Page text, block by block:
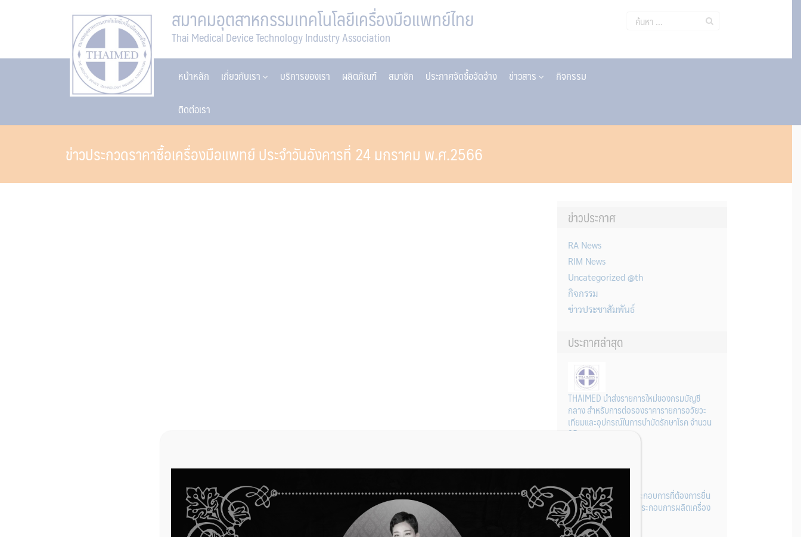
สมาคมอุตสาหกรรมเทคโนโลยีเครื่องมือแพทย์ไทย
Thai Medical Device Technology Industry Association
ค้นหา
หน้าหลัก เกี่ยวกับเรา บริการของเรา ผลิตภัณฑ์ สมาชิก ประกาศจัดซื้อจัดจ้าง ข่าวสาร
กิจกรรม
ติดต่อเรา
ข่าวประกวดราคาซื้อเครื่องมือแพทย์ ประจำวันอังคารที่ 24 มกราคม พ.ศ.2566
ข่าวประกาศ
RA News
RIM News
Uncategorized @th
กิจกรรม
ข่าวประชาสัมพันธ์
ประกาศล่าสุด
THAIMED นำส่งรายการใหม่ของกรมบัญชี
กลาง สำหรับการต่อรองราคารายการอวัยวะ
เทียมและอุปกรณ์ในการบำบัดรักษาโรค จำนวน
25 รายการ
การเตรียมเอกสารผู้ประกอบการที่ต้องการยื่น
คำขอจดทะเบียนสถานประกอบการผลิตเครื่อง
มือแพทย์ (รายใหม่)
22 กรกฎาคม 2026